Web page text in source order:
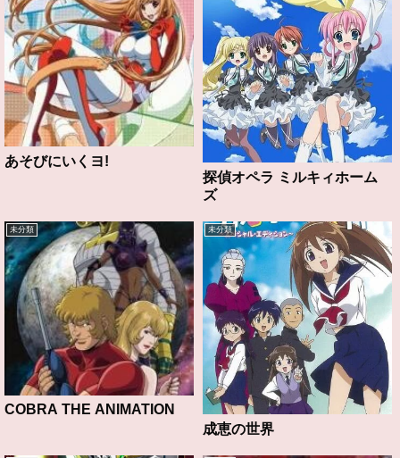
あそびにいくヨ!
探偵オペラ ミルキィホーム
ズ
未分類
COBRA THE ANIMATION
未分類
成恵の世界